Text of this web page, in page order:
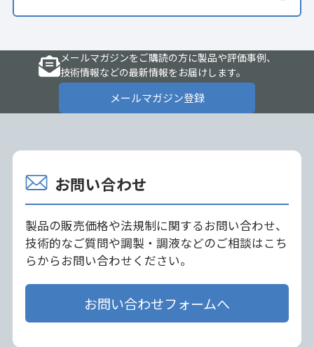
メールマガジンをご購読の方に製品や評価事例、
技術情報などの最新情報をお届けします。
メールマガジン登録
お問い合わせ
製品の販売価格や法規制に関するお問い合わせ、
技術的なご質問や調製・調液などのご相談はこち
らからお問い合わせください。
お問い合わせフォームへ